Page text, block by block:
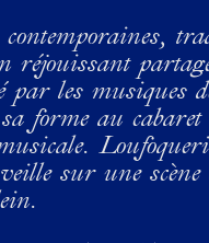
réjouissant
par les musiques
forme au cabaret
sur une scène